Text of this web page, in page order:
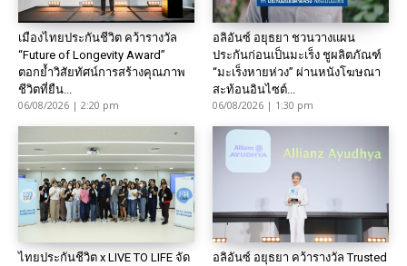
เมืองไทยประกันชีวิต คว้ารางวัล
“Future of Longevity Award”
ตอกย้ำวิสัยทัศน์การสร้างคุณภาพ
ชีวิตที่ยืน...
06/08/2026 | 2:20 pm
อลิอันซ์ อยุธยา ชวนวางแผน
ประกันก่อนเป็นมะเร็ง ชูผลิตภัณฑ์
“มะเร็งหายห่วง” ผ่านหนังโฆษณา
สะท้อนอินไซต์...
06/08/2026 | 1:30 pm
ไทยประกันชีวิต x LIVE TO LIFE จัด
อลิอันซ์ อยุธยา คว้ารางวัล Trusted